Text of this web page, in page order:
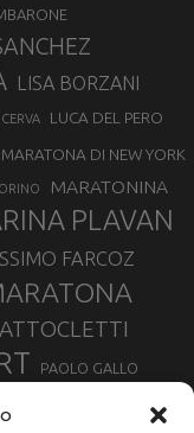
LISA BORZANI
LUCA DEL PERO
MARATONA DI NEW YORK
MARATONINA
PLAVAN
FARCOZ
PAOLO GALLO